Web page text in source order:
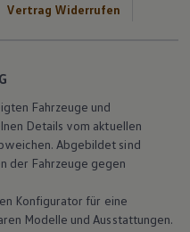
Vertrag Widerrufen
Fahrzeuge und
Details vom aktuellen
Abgebildet sind
der Fahrzeuge gegen
Konfigurator für eine
Modelle und Ausstattungen.